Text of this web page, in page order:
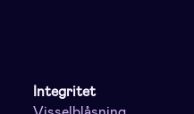
Integritet